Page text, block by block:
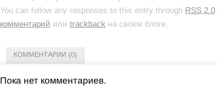
You can follow any responses to this entry through RSS 2.0
комментарий или trackback на своем блоге.
КОММЕНТАРИИ (0)
Пока нет комментариев.